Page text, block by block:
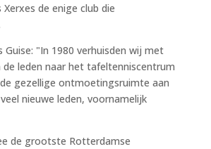
de enige club die
"In 1980 verhuisden wij met
leden naar het tafeltenniscentrum
gezellige ontmoetingsruimte aan
nieuwe leden, voornamelijk
de grootste Rotterdamse